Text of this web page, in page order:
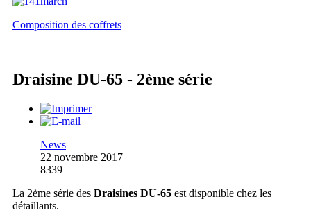
Composition des coffrets
Draisine DU-65 - 2ème série
News
22 novembre 2017
8339
La 2ème série des Draisines DU-65 est disponible chez les
détaillants.